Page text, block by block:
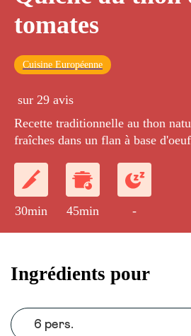
tomates
Cuisine Européenne
sur 29 avis
Recette traditionnelle au thon
fraîches dans un flan à base
30min 45min -
Ingrédients pour
6 pers.